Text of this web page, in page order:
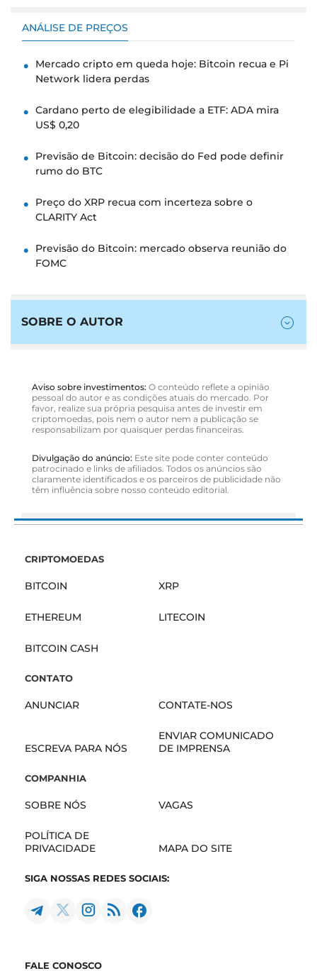
ANÁLISE DE PREÇOS
Mercado cripto em queda hoje: Bitcoin recua e Pi
Network lidera perdas
Cardano perto de elegibilidade a ETF: ADA mira
US$ 0,20
Previsão de Bitcoin: decisão do Fed pode definir
rumo do BTC
Preço do XRP recua com incerteza sobre o
CLARITY Act
Previsão do Bitcoin: mercado observa reunião do
FOMC
SOBRE O AUTOR
Aviso sobre investimentos: O conteúdo reflete a opinião
pessoal do autor e as condições atuais do mercado. Por
favor, realize sua própria pesquisa antes de investir em
criptomoedas, pois nem o autor nem a publicação se
responsabilizam por quaisquer perdas financeiras.
Divulgação do anúncio: Este site pode conter conteúdo
patrocinado e links de afiliados. Todos os anúncios são
claramente identificados e os parceiros de publicidade não
têm influência sobre nosso conteúdo editorial.
CRIPTOMOEDAS
BITCOIN XRP
ETHEREUM LITECOIN
BITCOIN CASH
CONTATO
ANUNCIAR CONTATE-NOS
ESCREVA PARA NÓS
ENVIAR COMUNICADO
DE IMPRENSA
COMPANHIA
SOBRE NÓS VAGAS
POLÍTICA DE
PRIVACIDADE
MAPA DO SITE
SIGA NOSSAS REDES SOCIAIS:
FALE CONOSCO